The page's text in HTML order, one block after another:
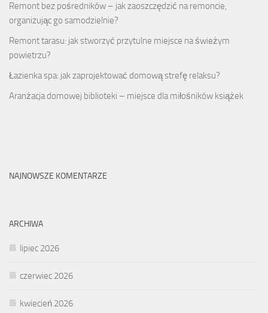
Remont bez pośredników – jak zaoszczędzić na remoncie,
organizując go samodzielnie?
Remont tarasu: jak stworzyć przytulne miejsce na świeżym
powietrzu?
Łazienka spa: jak zaprojektować domową strefę relaksu?
Aranżacja domowej biblioteki – miejsce dla miłośników książek
NAJNOWSZE KOMENTARZE
ARCHIWA
lipiec 2026
czerwiec 2026
kwiecień 2026